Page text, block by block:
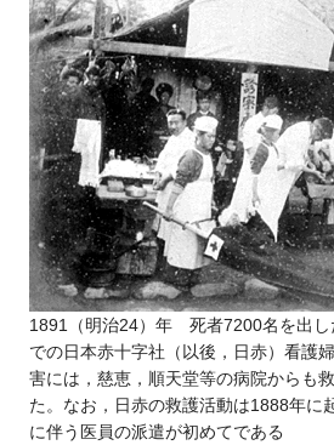
1891（明治24）年 死者7200名を出し
での日本赤十字社（以後，日赤）看護
害には，慈恵，順天堂等の病院からも
た。なお，日赤の救護活動は1888年に
に伴う医員の派遣が初めてである